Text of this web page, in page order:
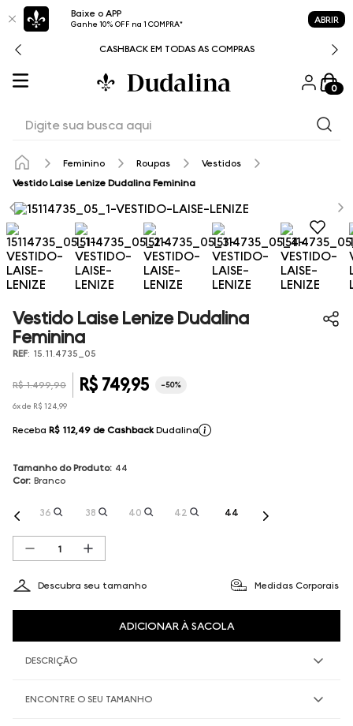
Baixe o APP
Ganhe 10% OFF na 1 COMPRA* ABRIR
CASHBACK EM TODAS AS COMPRAS
0
Feminino Roupas
Vestidos
Vestido Laise Lenize Dudalina Feminina
Vestido Laise Lenize Dudalina
Feminina
REF: 15.11.4735_05
R$ 1.499,90 R$ 749,95 -50%
6x de R$ 124,99
Receba R$ 112,49 de Cashback Dudalina
Tamanho do Produto: 44
Cor: Branco
36 38 40 42 44
Descubra seu tamanho Medidas Corporais
ADICIONAR À SACOLA
DESCRIÇÃO
ENCONTRE O SEU TAMANHO